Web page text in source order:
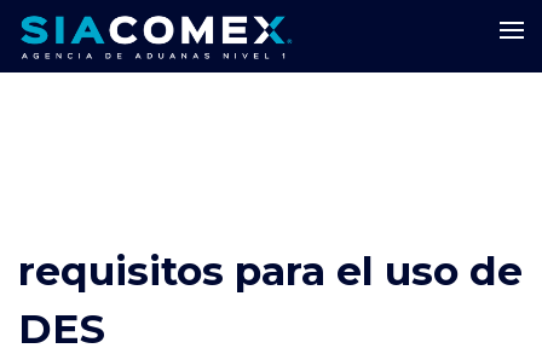
requisitos para el uso de
DES